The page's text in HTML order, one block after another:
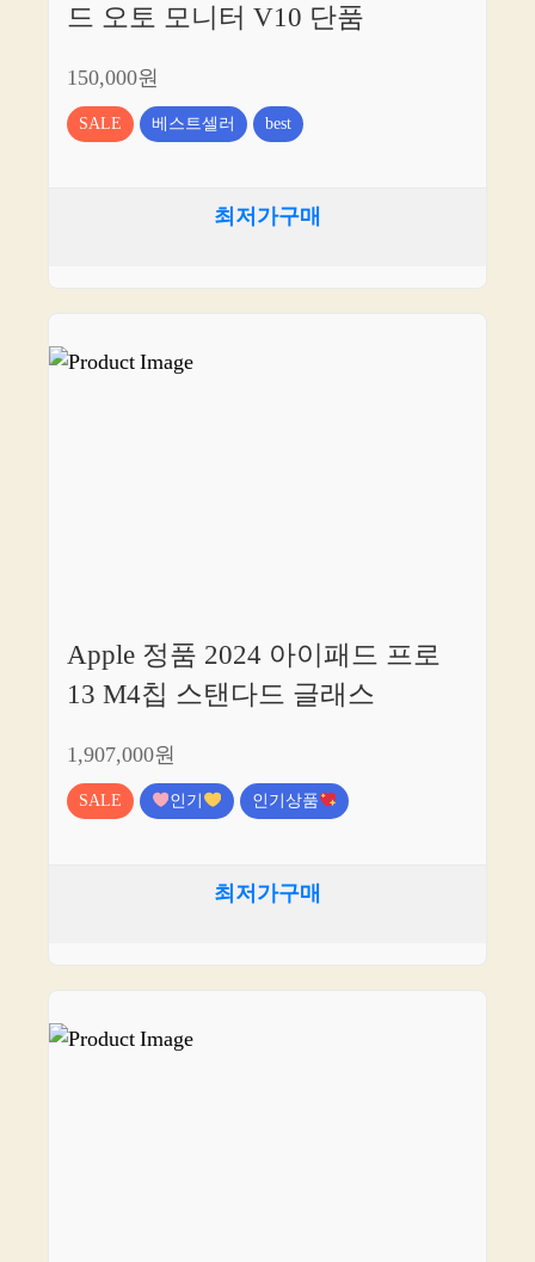
드 오토 모니터 V10 단품
150,000원
SALE 베스트셀러 best
최저가구매
Apple 정품 2024 아이패드 프로
13 M4칩 스탠다드 글래스
1,907,000원
SALE 인기 인기상품
최저가구매